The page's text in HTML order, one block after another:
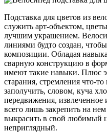
Подставка для цветов из
служить арт-объектом,
лучшим украшением.
линиями будто создан,
композиции. Обладая
сварную конструкцию в
имеют такие навыки. Плюс
старания, стремления что-то
заполучить, словом, куча
передвижения, извлеченное
всего лишь закрепить на
выкрасить в свой любимый
неприглядный.